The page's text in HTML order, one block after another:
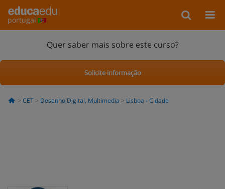
portugal
Quer saber mais sobre este curso?
Solicite informação
CET Desenho Digital, Multimedia Lisboa - Cidade